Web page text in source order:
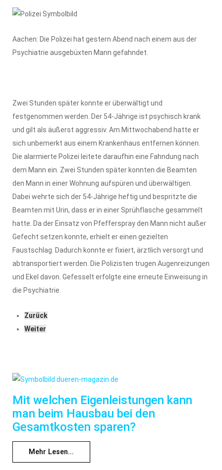
Aachen: Die Polizei hat gestern Abend nach einem aus der
Psychiatrie ausgebüxten Mann gefahndet.
Zwei Stunden später konnte er überwältigt und
festgenommen werden. Der 54-Jährige ist psychisch krank
und gilt als äußerst aggressiv. Am Mittwochabend hatte er
sich unbemerkt aus einem Krankenhaus entfernen können.
Die alarmierte Polizei leitete daraufhin eine Fahndung nach
dem Mann ein. Zwei Stunden später konnten die Beamten
den Mann in einer Wohnung aufspüren und überwältigen.
Dabei wehrte sich der 54-Jährige heftig und bespritzte die
Beamten mit Urin, dass er in einer Sprühflasche gesammelt
hatte. Da der Einsatz von Pfefferspray den Mann nicht außer
Gefecht setzen konnte, erhielt er einen gezielten
Faustschlag. Dadurch konnte er fixiert, ärztlich versorgt und
abtransportiert werden. Die Polizisten trugen Augenreizungen
und Ekel davon. Gefesselt erfolgte eine erneute Einweisung in
die Psychiatrie.
Zurück
Weiter
Mit welchen Eigenleistungen kann
man beim Hausbau bei den
Gesamtkosten sparen?
Mehr Lesen...